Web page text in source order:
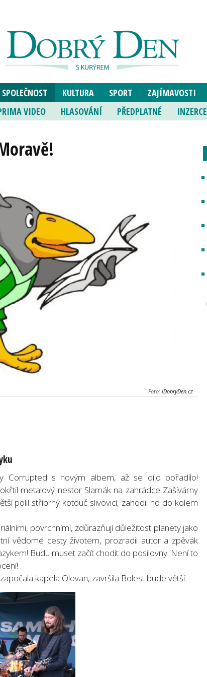
SPOLEČNOST KULTURA SPORT ZAJÍMAVOSTI
VIDEO HLASOVÁNÍ PŘEDPLATNÉ INZERCE
Foto: iDobryDen.cz
Corrupted s novým albem, až se dílo pořadilo!
metalový nestor Slamák na zahrádce Zašívárny
polil stříbrný kotouč slivovicí, zahodil ho do kolem
povrchními, zdůrazňují důležitost planety jako
vědomé cesty životem, prozradil autor a zpěvák
Budu muset začít chodit do posilovny. Není to
kapela Olovan, završila Bolest bude větší.